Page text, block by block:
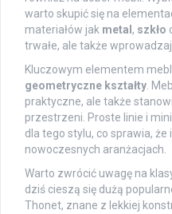
warto skupić się na
materiałów jak metal , szkło
trwałe, ale także
Kluczowym elementem
geometryczne kształty.
praktyczne, ale także
przestrzeni. Proste linie i
dla tego stylu, co sprawia,
nowoczesnych aranżacjach.
Warto zwrócić uwagę na
dziś cieszą się dużą
Thonet, znane z lekkiej